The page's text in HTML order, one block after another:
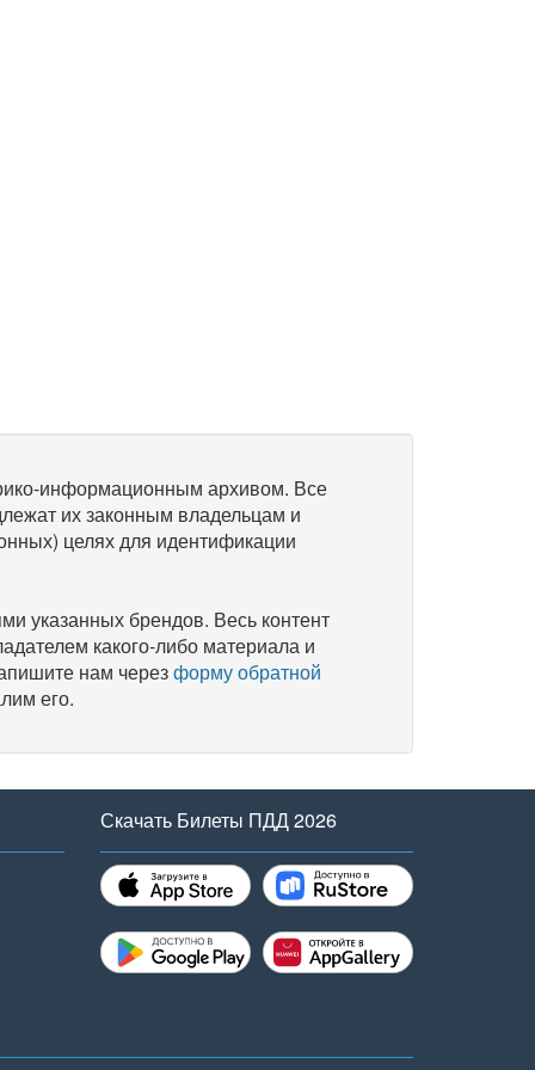
информационным архивом. Все
их законным владельцам и
целях для идентификации
указанных брендов. Весь контент
какого-либо материала и
нам черезформу обратной
его.
Скачать Билеты ПДД 2026